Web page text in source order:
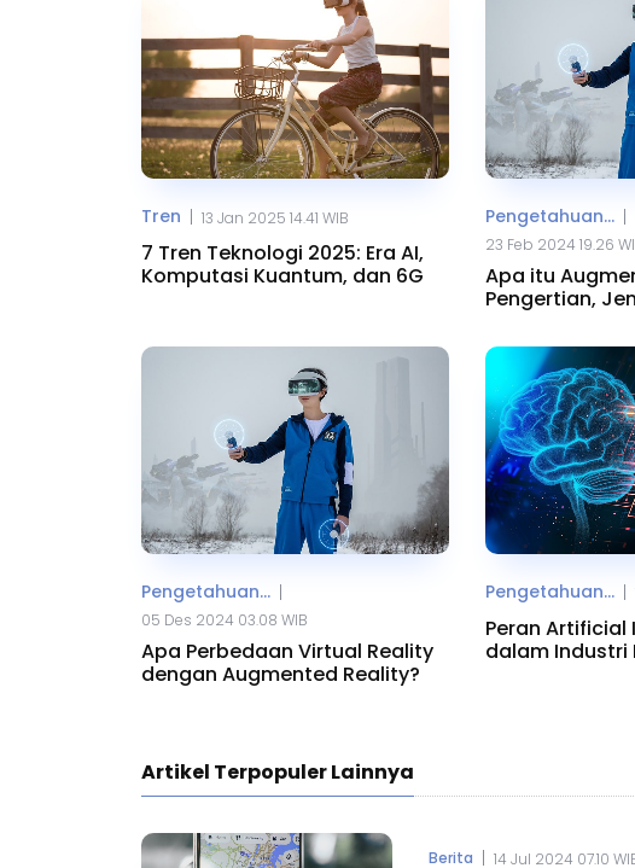
Tren | 13 Jan 2025 14.41 WIB
7 Tren Teknologi 2025: Era AI,
Komputasi Kuantum, dan 6G
Pengetahuan... |
23 Feb 2024 19.26
Apa itu
Pengertian,
Pengetahuan... |
05 Des 2024 03.08 WIB
Apa Perbedaan Virtual Reality
dengan Augmented Reality?
Pengetahuan... |
Peran
dalam Industri
Artikel Terpopuler Lainnya
Berita 14 Jul 2024 07.10